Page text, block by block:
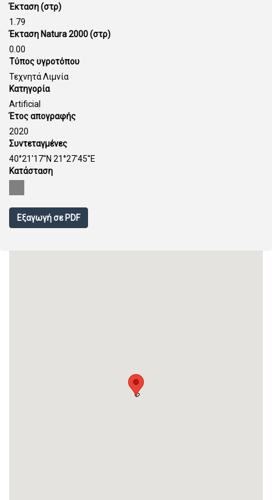
Έκταση (στρ)
1.79
Έκταση Natura 2000 (στρ)
0.00
Τύπος υγροτόπου
Τεχνητά Λιμνία
Κατηγορία
Artificial
Έτος απογραφής
2020
Συντεταγμένες
40°21'17''N 21°27'45''E
Κατάσταση
Εξαγωγή σε PDF